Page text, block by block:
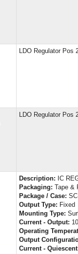
LDO Regulator
LDO Regulator
Description: IC
Packaging: Tape &
Package / Case:
Output Type: Fixed
Mounting Type:
Current - Output:
Operating
Output
Current -